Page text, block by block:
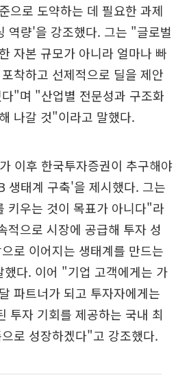
으로 도약하는 데 필요한 과제
역량'을 강조했다. 그는 "글로벌
자본 규모가 아니라 얼마나 빠
착하고 선제적으로 딜을 제안
"며 "산업별 전문성과 구조화
나갈 것"이라고 말했다.
이후 한국투자증권이 추구해야
생태계 구축'을 제시했다. 그는
키우는 것이 목표가 아니다"라
적으로 시장에 공급해 투자 성
로 이어지는 생태계를 만드는
다. 이어 "기업 고객에게는 가
파트너가 되고 투자자에게는
투자 기회를 제공하는 국내 최
로 성장하겠다"고 강조했다.